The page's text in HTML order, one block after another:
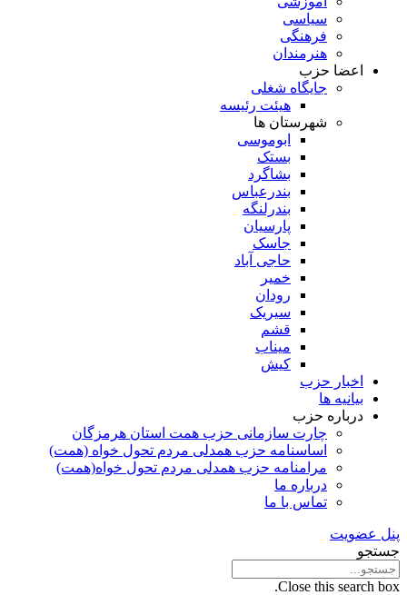
سیاسی
فرهنگی
هنرمندان
اعضا حزب
جایگاه شغلی
هیئت رئیسه
شهرستان ها
ابوموسی
بستک
بشاگرد
بندرعباس
بندرلنگه
پارسیان
جاسک
حاجی آباد
خمیر
رودان
سیریک
قشم
میناب
کیش
اخبار حزب
بیانیه ها
درباره حزب
چارت سازمانی حزب همت استان هرمزگان
اساسنامه حزب همدلی مردم تحول خواه (همت)
مرامنامه حزب همدلی مردم تحول خواه(همت)
درباره ما
تماس با ما
پنل عضویت
جستجو
Close this search box.